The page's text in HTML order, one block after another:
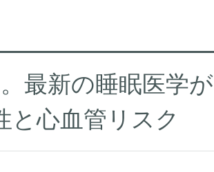
最新の睡眠医学が
と心血管リスク